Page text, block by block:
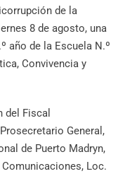
de la
8 de agosto, una
año de la Escuela N.º
Convivencia y
Fiscal
General,
de Puerto Madryn,
Loc.